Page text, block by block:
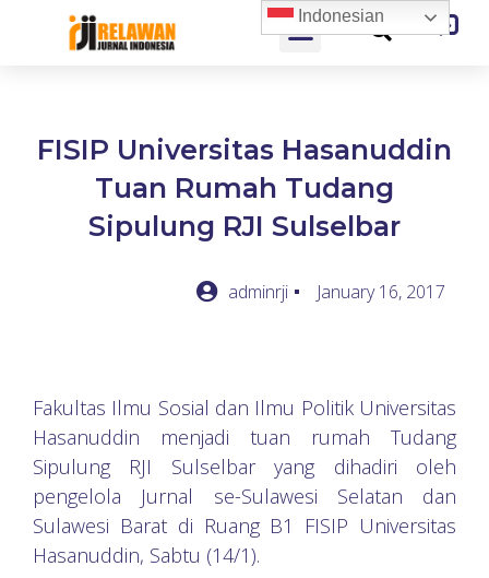
FISIP Universitas Hasanuddin
Tuan Rumah Tudang
Sipulung RJI Sulselbar
adminrji January 16, 2017
Fakultas Ilmu Sosial dan Ilmu Politik Universitas
Hasanuddin menjadi tuan rumah Tudang
Sipulung RJI Sulselbar yang dihadiri oleh
pengelola Jurnal se-Sulawesi Selatan dan
Sulawesi Barat di Ruang B1 FISIP Universitas
Hasanuddin, Sabtu (14/1).
Indonesian